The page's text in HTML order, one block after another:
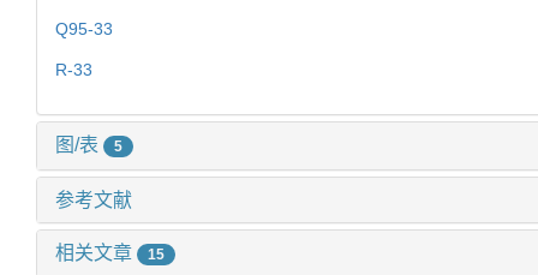
Q95-33
R-33
图/表 5
参考文献
相关文章 15